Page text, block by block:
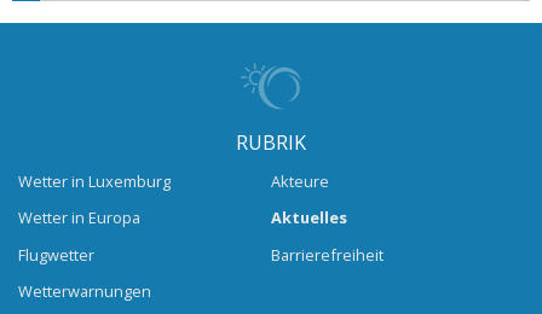
RUBRIK
Wetter in Luxemburg
Wetter in Europa
Flugwetter
Wetterwarnungen
Akteure
Aktuelles
Barrierefreiheit